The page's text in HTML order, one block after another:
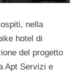
nella
hotel di
del progetto
Apt Servizi e